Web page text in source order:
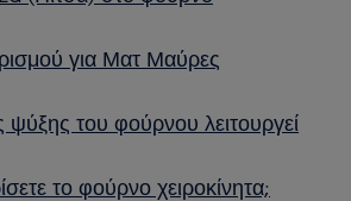
για Ματ Μαύρες
ψύξης του φούρνου λειτουργεί
το φούρνο χειροκίνητα;